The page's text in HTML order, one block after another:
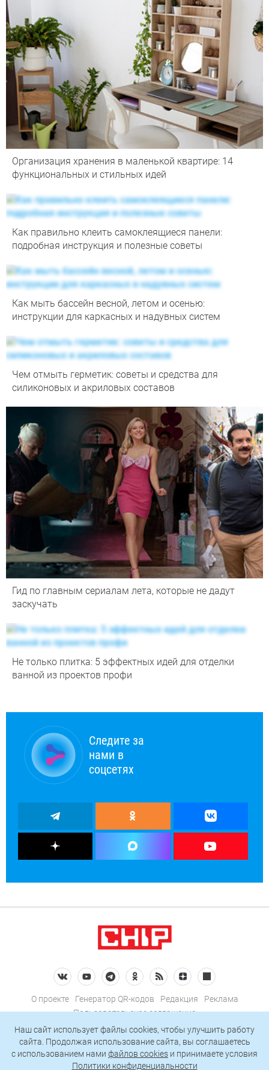
Организация хранения в маленькой квартире: 14
функциональных и стильных идей
Как правильно клеить самоклеящиеся панели:
подробная инструкция и полезные советы
Как мыть бассейн весной, летом и осенью:
инструкции для каркасных и надувных систем
Чем отмыть герметик: советы и средства для
силиконовых и акриловых составов
Гид по главным сериалам лета, которые не дадут
заскучать
Не только плитка: 5 эффектных идей для отделки
ванной из проектов профи
Следите за
нами в
соцсетях
О проекте Генератор QR-кодов Редакция
Реклама
Пользовательское соглашение
Политика конфиденциальности
Подписаться на рассылку
Наш сайт использует файлы cookies, чтобы улучшить работу
сайта. Продолжая использование сайта, вы соглашаетесь
c использованием нами файлов cookies и принимаете условия
Политики конфиденциальности